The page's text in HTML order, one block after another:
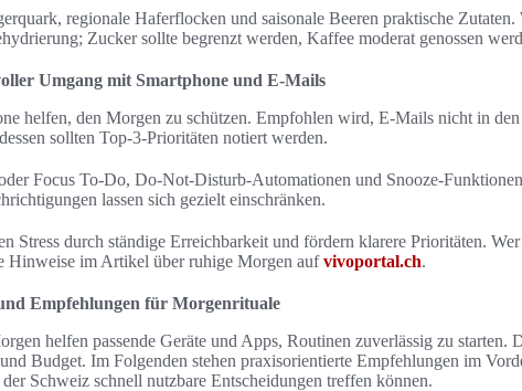
regionale Haferflocken und saisonale Beeren praktische Zutaten.
Zucker sollte begrenzt werden, Kaffee moderat genossen
Umgang mit Smartphone und E-Mails
helfen, den Morgen zu schützen. Empfohlen wird, E-Mails nicht in
sollten Top-3-Prioritäten notiert werden.
Focus To-Do, Do-Not-Disturb-Automationen und Snooze-
lassen sich gezielt einschränken.
Stress durch ständige Erreichbarkeit und fördern klarere Prioritäten.
Hinweise im Artikel über ruhige Morgen aufvivoportal.ch.
Empfehlungen für Morgenrituale
helfen passende Geräte und Apps, Routinen zuverlässig zu starten.
Budget. Im Folgenden stehen praxisorientierte Empfehlungen im
Schweiz schnell nutzbare Entscheidungen treffen können.